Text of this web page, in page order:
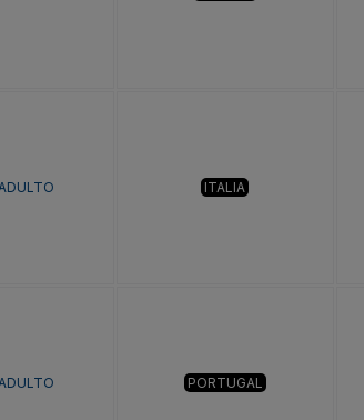
ITALIA
PORTUGAL